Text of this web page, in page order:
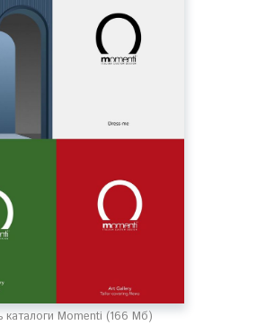
каталоги Momenti (166 Мб)